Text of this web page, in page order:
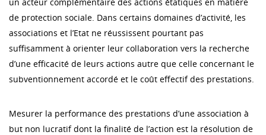
de protection sociale. Dans certains domaines d’activité, les
associations et l’Etat ne réussissent pourtant pas
suffisamment à orienter leur collaboration vers la recherche
d’une efficacité de leurs actions autre que celle concernant le
subventionnement accordé et le coût effectif des prestations.
Mesurer la performance des prestations d’une association à
but non lucratif dont la finalité de l’action est la résolution de